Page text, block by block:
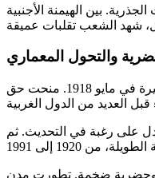
بين الهيمنة الأجنبية
والتحول المعماري
ظهرت جمهورية ديمقراطية قصيرة في مايو 1918. منحت حق
على رغبة في التحديث. ثم
وحضرية ضخمة. تطورت مدن